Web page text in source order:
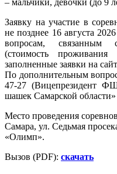
– мальчики, девочки (до 9
Заявку на участие в
не позднее 16 августа
вопросам, связанным
(стоимость
заполненные заявки на
По дополнительным
47-27 (Вицепрезидент
шашек Самарской
Место проведения
Самара, ул. Седьмая
«Олимп».
Вызов (PDF): скачать